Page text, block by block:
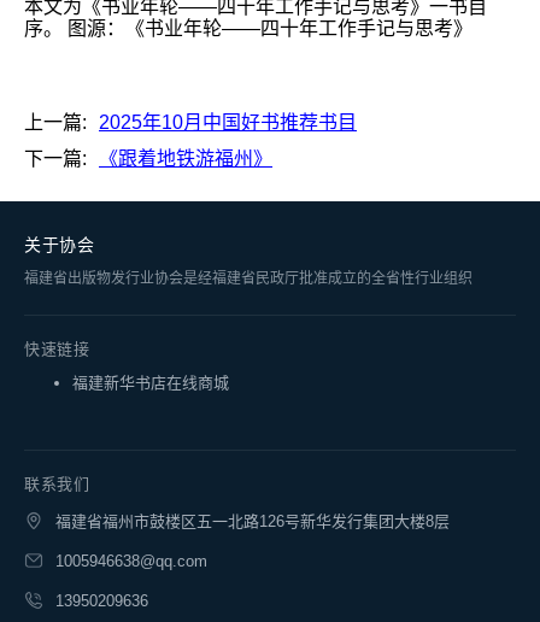
本文为《书业年轮——四十年工作手记与思考》一书自
序。 图源：《书业年轮——四十年工作手记与思考》
上一篇:
2025年10月中国好书推荐书目
下一篇:
《跟着地铁游福州》
关于协会
福建省出版物发行业协会是经福建省民政厅批准成立的全省性行业组织
快速链接
福建新华书店在线商城
联系我们
福建省福州市鼓楼区五一北路126号新华发行集团大楼8层
1005946638@qq.com
13950209636